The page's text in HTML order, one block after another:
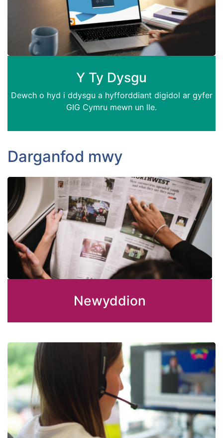
Y Ty Dysgu
Dewch o hyd i ddysgu a hyfforddiant digidol ar gyfer
GIG Cymru mewn un lle.
Darganfod mwy
Newyddion